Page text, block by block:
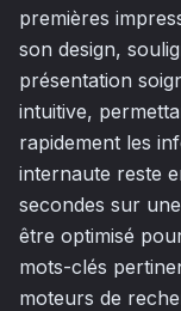
premières
son design,
présentation
intuitive,
rapidement les
internaute reste
secondes sur
être optimisé
mots-clés
moteurs de